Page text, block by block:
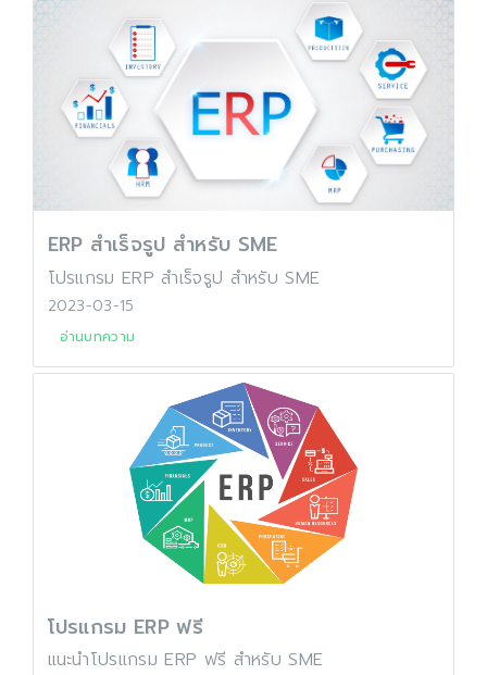
ERP สำเร็จรูป สำหรับ SME
โปรแกรม ERP สำเร็จรูป สำหรับ SME
2023-03-15
อ่านบทความ
โปรแกรม ERP ฟรี
แนะนำโปรแกรม ERP ฟรี สำหรับ SME